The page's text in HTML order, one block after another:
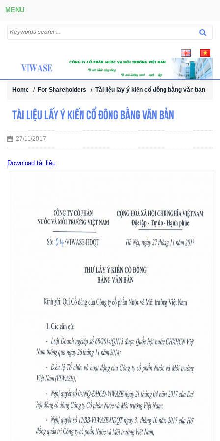
MENU
Home / For Shareholders / Tài liệu lấy ý kiến cổ đông bằng văn bản
Tài liệu lấy ý kiến cổ đông bằng văn bản
27/11/2017
Download tài liệu